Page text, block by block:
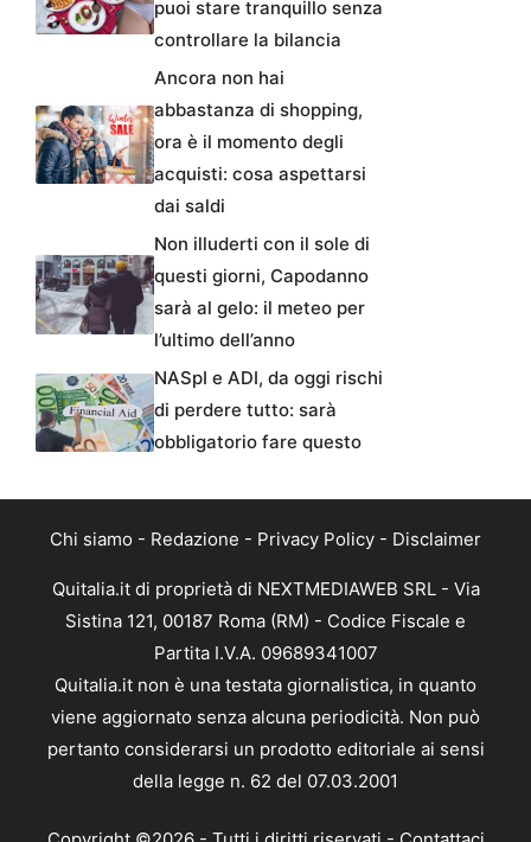
puoi stare tranquillo senza
controllare la bilancia
Ancora non hai
abbastanza di shopping,
ora è il momento degli
acquisti: cosa aspettarsi
dai saldi
Non illuderti con il sole di
questi giorni, Capodanno
sarà al gelo: il meteo per
l’ultimo dell’anno
NASpI e ADI, da oggi rischi
di perdere tutto: sarà
obbligatorio fare questo
Chi siamo - Redazione - Privacy Policy - Disclaimer
Quitalia.it di proprietà di NEXTMEDIAWEB SRL - Via
Sistina 121, 00187 Roma (RM) - Codice Fiscale e
Partita I.V.A. 09689341007
Quitalia.it non è una testata giornalistica, in quanto
viene aggiornato senza alcuna periodicità. Non può
pertanto considerarsi un prodotto editoriale ai sensi
della legge n. 62 del 07.03.2001